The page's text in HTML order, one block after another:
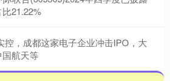
21.22%
控，成都这家电子企业冲击IPO，大
航天等